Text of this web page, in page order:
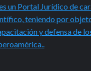
un Portal Jurídico de
teniendo por
y defensa de